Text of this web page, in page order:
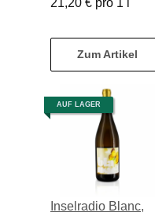
Rosado 2022, 0,75-
Zum Artikel
AUF LAGER
Inselradio Blanc,